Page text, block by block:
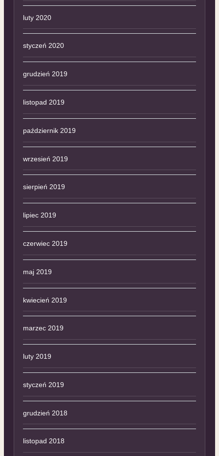
luty 2020
styczeń 2020
grudzień 2019
listopad 2019
październik 2019
wrzesień 2019
sierpień 2019
lipiec 2019
czerwiec 2019
maj 2019
kwiecień 2019
marzec 2019
luty 2019
styczeń 2019
grudzień 2018
listopad 2018